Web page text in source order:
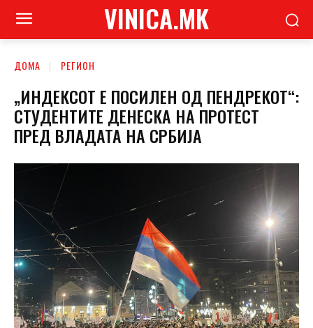
VINICA.MK
ДОМА РЕГИОН
„ИНДЕКСОТ Е ПОСИЛЕН ОД ПЕНДРЕКОТ“:
СТУДЕНТИТЕ ДЕНЕСКА НА ПРОТЕСТ
ПРЕД ВЛАДАТА НА СРБИЈА